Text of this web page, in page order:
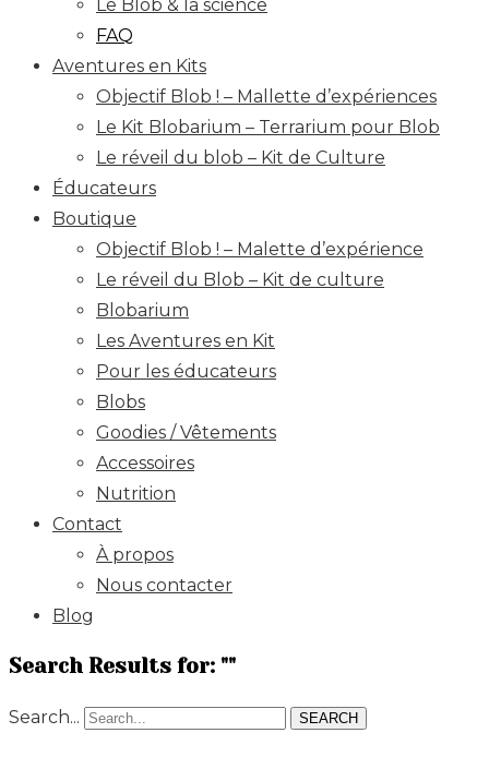
Le Blob & la science
FAQ
Aventures en Kits
Objectif Blob ! – Mallette d’expériences
Le Kit Blobarium – Terrarium pour Blob
Le réveil du blob – Kit de Culture
Éducateurs
Boutique
Objectif Blob ! – Malette d’expérience
Le réveil du Blob – Kit de culture
Blobarium
Les Aventures en Kit
Pour les éducateurs
Blobs
Goodies / Vêtements
Accessoires
Nutrition
Contact
À propos
Nous contacter
Blog
Search Results for: ""
Search... SEARCH